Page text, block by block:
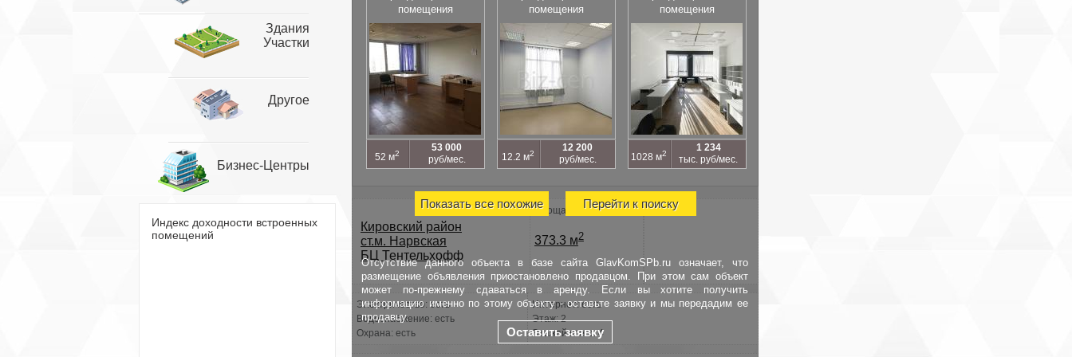
Здания
Участки
Другое
Бизнес-Центры
Индекс доходности встроенных
помещений
помещения
52 м2
53 000
руб/мес.
помещения
12.2 м2
12 200
руб/мес.
помещения
1028 м2
1 234
тыс. руб/мес.
Показать все похожие Перейти к поиску
Отсутствие данного объекта в базе сайта GlavKomSPb.ru означает, что
размещение объявления приостановлено продавцом. При этом сам объект
может по-прежнему сдаваться в аренду. Если вы хотите получить
информацию именно по этому объекту - оставьте заявку и мы передадим ее
продавцу.
Оставить заявку
Кировский район
ст.м. Нарвская
БЦ Тентельхофф
Площадь
373.3 м2
Электричество: есть
Водоснабжение: есть
Охрана: есть
Интернет: есть
Этаж: 2
Этажей всего: 4